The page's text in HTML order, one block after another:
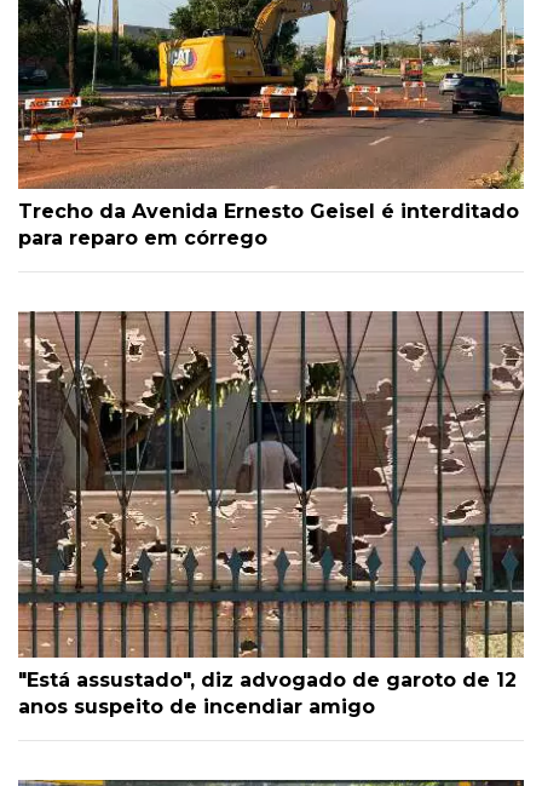
Trecho da Avenida Ernesto Geisel é interditado
para reparo em córrego
"Está assustado", diz advogado de garoto de 12
anos suspeito de incendiar amigo